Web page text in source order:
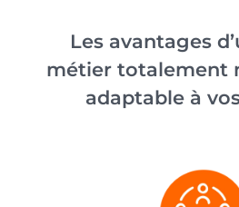
Les avantages
métier totalement
adaptable à